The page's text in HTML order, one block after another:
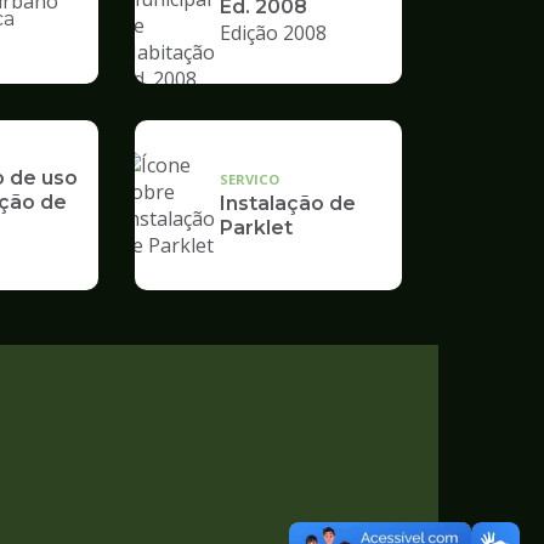
Ed. 2008
Edição 2008
de uso
de
SERVICO
Instalação de
Parklet